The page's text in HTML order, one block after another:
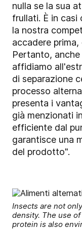
nulla se la sua
frullati. È in
la nostra
accadere
Pertanto,
affidiamo
di separazione
processo
presenta i
già menzionati
efficiente dal
garantisce una
del prodotto".
Insects are not
density. The use
protein is also